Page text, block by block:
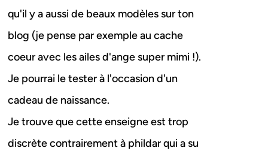
qu'il y a aussi de beaux modèles sur ton
blog (je pense par exemple au cache
coeur avec les ailes d'ange super mimi !).
Je pourrai le tester à l'occasion d'un
cadeau de naissance.
Je trouve que cette enseigne est trop
discrète contrairement à phildar qui a su